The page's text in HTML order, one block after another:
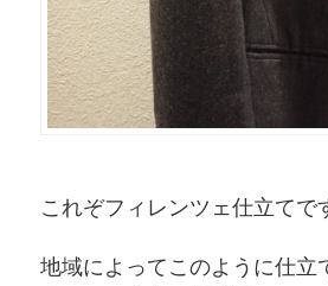
これぞフィレンツェ仕立てで
地域によってこのように仕立